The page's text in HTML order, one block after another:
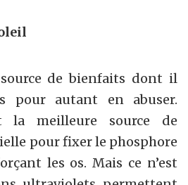
de bienfaits dont il
pour autant en abuser.
la meilleure source de
pour fixer le phosphore
les os. Mais ce n’est